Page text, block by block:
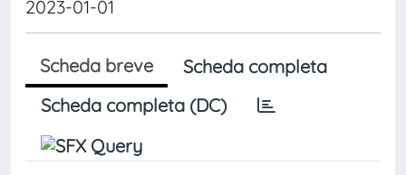
2023-01-01
Scheda breve
Scheda completa
Scheda completa (DC)